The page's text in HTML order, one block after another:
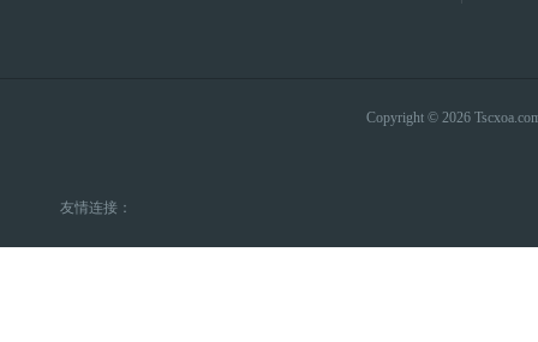
Copyright © 2026
友情连接：